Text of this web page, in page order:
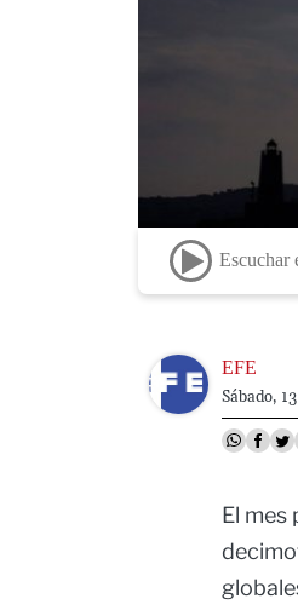
Escuchar
Image EFE
Sábado,
El mes